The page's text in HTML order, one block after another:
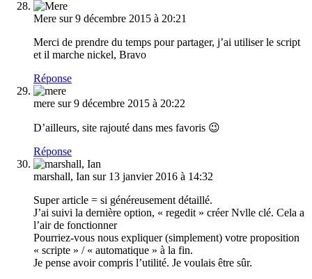
Mere sur 9 décembre 2015 à 20:21
Merci de prendre du temps pour partager, j’ai utiliser le script
et il marche nickel, Bravo
Réponse
mere sur 9 décembre 2015 à 20:22
D’ailleurs, site rajouté dans mes favoris 😉
Réponse
marshall, Ian sur 13 janvier 2016 à 14:32
Super article = si généreusement détaillé.
J’ai suivi la dernière option, « regedit » créer Nvlle clé. Cela a
l’air de fonctionner
Pourriez-vous nous expliquer (simplement) votre proposition
« scripte » / « automatique » à la fin.
Je pense avoir compris l’utilité. Je voulais être sûr.